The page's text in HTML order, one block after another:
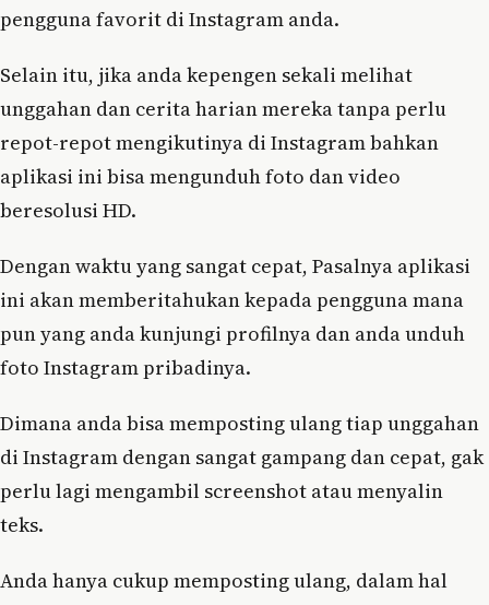
pengguna favorit di Instagram anda.
Selain itu, jika anda kepengen sekali melihat
unggahan dan cerita harian mereka tanpa perlu
repot-repot mengikutinya di Instagram bahkan
aplikasi ini bisa mengunduh foto dan video
beresolusi HD.
Dengan waktu yang sangat cepat, Pasalnya aplikasi
ini akan memberitahukan kepada pengguna mana
pun yang anda kunjungi profilnya dan anda unduh
foto Instagram pribadinya.
Dimana anda bisa memposting ulang tiap unggahan
di Instagram dengan sangat gampang dan cepat, gak
perlu lagi mengambil screenshot atau menyalin
teks.
Anda hanya cukup memposting ulang, dalam hal